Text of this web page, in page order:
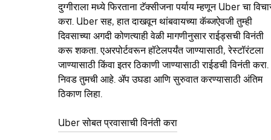
दुग्गीराला मध्ये फिरताना टॅक्सीजना पर्याय म्हणून Uber चा
करा. Uber सह, हात दाखवून थांबवायच्या कॅब्जऐवजी तुम्ही
दिवसाच्या अगदी कोणत्याही वेळी मागणीनुसार राईड्सची विनंती
करू शकता. एअरपोर्टवरून हॉटेलपर्यंत जाण्यासाठी, रेस्टॉरंटला
जाण्यासाठी किंवा इतर‍ ठिकाणी जाण्यासाठी राईडची विनंती करा.
निवड तुमची आहे. ॲप उघडा आणि सुरुवात करण्यासाठी अंतिम
ठिकाण लिहा.
Uber सोबत प्रवासाची विनंती करा